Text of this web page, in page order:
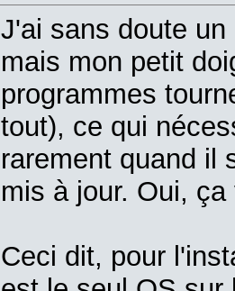
J'ai sans doute
mais mon petit
programmes
tout), ce qui
rarement quand il
mis à jour. Oui,
Ceci dit, pour